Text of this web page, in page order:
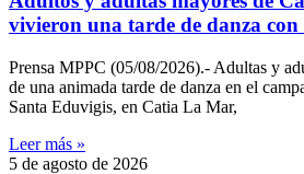
vivieron una tarde de danza con
Prensa MPPC (05/08/2026).- Adultas y
de una animada tarde de danza en el
Santa Eduvigis, en Catia La Mar,
Leer más »
5 de agosto de 2026